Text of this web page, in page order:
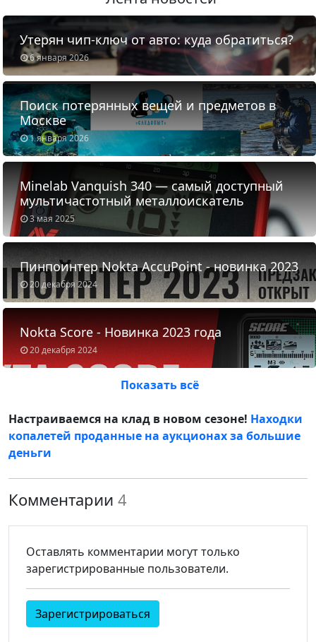
6 января 2026
Утерян чип-ключ от авто: куда обратиться?
1 января 2026
Поиск потерянных вещей и предметов в
Москве
3 мая 2025
Minelab Vanquish 340 — самый доступный
мультичастотный металлоискатель
20 декабря 2024
Пинпоинтер Nokta AccuPoint - новинка 2023
20 декабря 2024
Nokta Score - Новинка 2023 года
Показать всё
Настраиваемся на клад в новом сезоне! Находки
копалетей проданные на аукционах за большие
деньги
Комментарии 4
Оставлять комментарии могут только
зарегистрированные пользователи.
Зарегистрироваться